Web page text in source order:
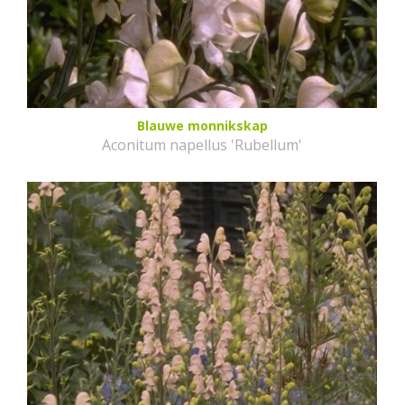
Blauwe monnikskap
Aconitum napellus 'Rubellum'